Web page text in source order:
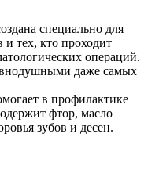
специально для
и тех, кто проходит
операций.
даже самых
в профилактике
фтор, масло
зубов и десен.